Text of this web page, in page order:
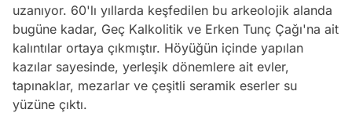
uzanıyor. 60'lı yıllarda keşfedilen bu arkeolojik alanda
bugüne kadar, Geç Kalkolitik ve Erken Tunç Çağı'na ait
kalıntılar ortaya çıkmıştır. Höyüğün içinde yapılan
kazılar sayesinde, yerleşik dönemlere ait evler,
tapınaklar, mezarlar ve çeşitli seramik eserler su
yüzüne çıktı.